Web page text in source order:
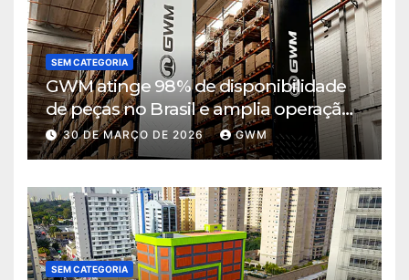
SEM CATEGORIA
GWM atinge 98% de disponibilidade
de peças no Brasil e amplia operação
logística em Cajamar
30 DE MARÇO DE 2026 GWM
SEM CATEGORIA